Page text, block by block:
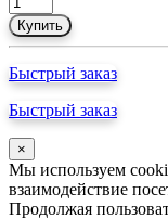
Купить
Быстрый заказ
Быстрый заказ
×
Мы используем
взаимодействие
Продолжая